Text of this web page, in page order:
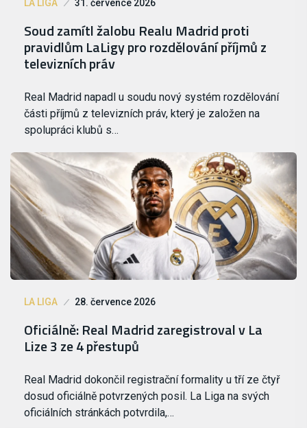
LA LIGA 31. července 2026
Soud zamítl žalobu Realu Madrid proti
pravidlům LaLigy pro rozdělování příjmů z
televizních práv
Real Madrid napadl u soudu nový systém rozdělování
části příjmů z televizních práv, který je založen na
spolupráci klubů s…
LA LIGA 28. července 2026
Oficiálně: Real Madrid zaregistroval v La
Lize 3 ze 4 přestupů
Real Madrid dokončil registrační formality u tří ze čtyř
dosud oficiálně potvrzených posil. La Liga na svých
oficiálních stránkách potvrdila,…